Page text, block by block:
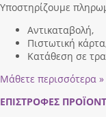
Υποστηρίζουμε
Αντικαταβολή,
Πιστωτική
Κατάθεση σε
Μάθετε περισσότερα »
ΕΠΙΣΤΡΟΦΕΣ